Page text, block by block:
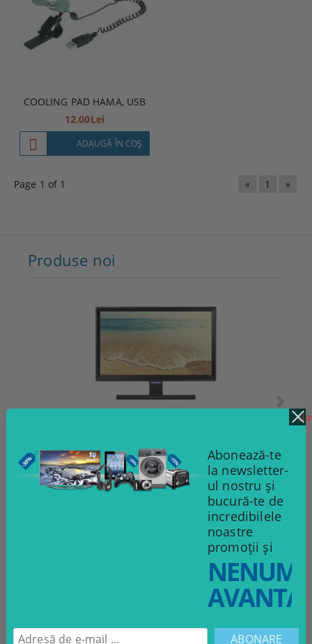
COOLING PAD HAMA, USB
12.00Lei
ADAUGĂ ÎN COŞ
Page 1 of 1 « 1 »
Produse noi
420.20Lei
525.25Lei
ADAUGĂ ÎN COŞ
Cele mai vândute produse
Pasator Kenwood
ÎN COŞ
Abonează-te
la newsletter-
ul nostru și
bucură-te de
incredibilele
noastre
promoții și